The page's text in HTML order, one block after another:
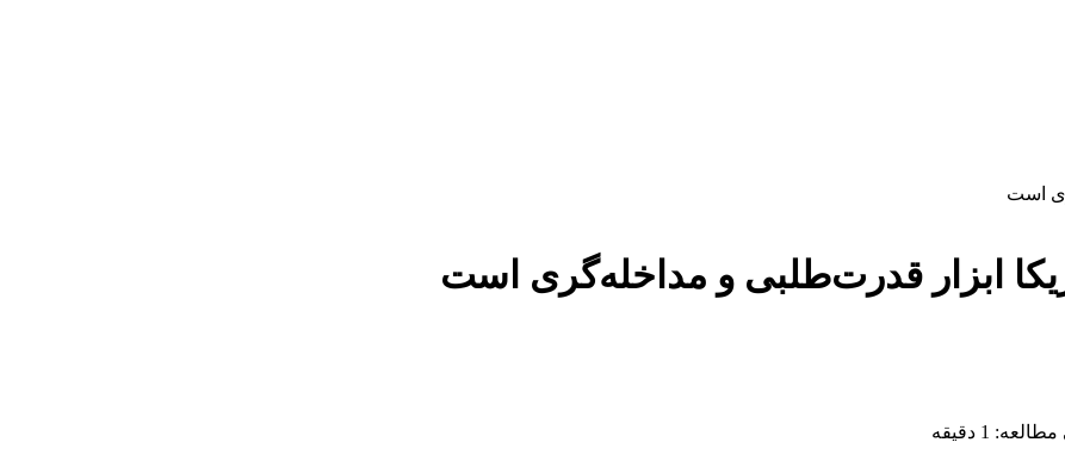
ابزار قدرت‌طلبی و مداخله‌گری است
1 دقیقه